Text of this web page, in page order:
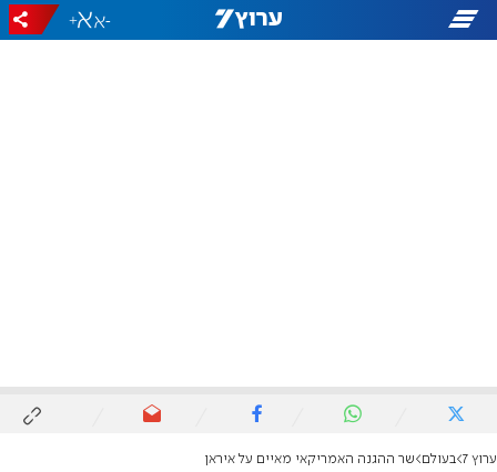
-
+
ערוץ 7 בעולם שר ההגנה האמריקאי מאיים על איראן